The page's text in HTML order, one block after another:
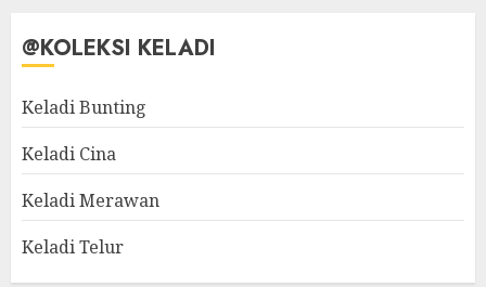
@KOLEKSI KELADI
Keladi Bunting
Keladi Cina
Keladi Merawan
Keladi Telur